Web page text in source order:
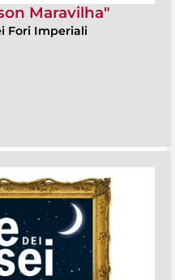
Maravilha"
Fori Imperiali